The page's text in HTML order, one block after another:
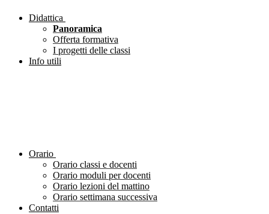
Didattica
Panoramica
Offerta formativa
I progetti delle classi
Info utili
Orario
Orario classi e docenti
Orario moduli per docenti
Orario lezioni del mattino
Orario settimana successiva
Contatti